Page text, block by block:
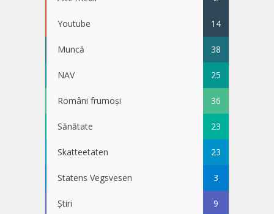
Youtube 14
Muncă 38
NAV 25
Români frumoși 36
Sănătate 23
Skatteetaten 23
Statens Vegsvesen 3
Știri 9